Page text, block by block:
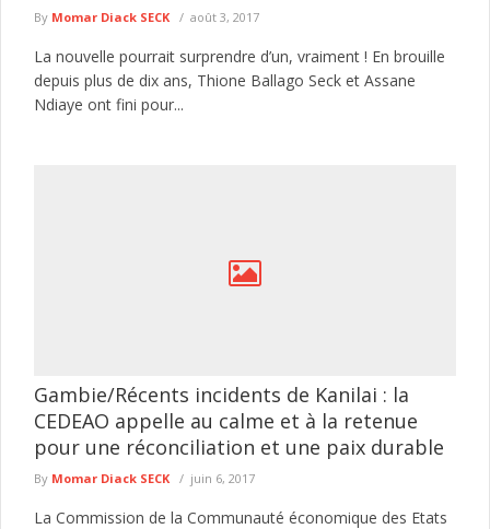
By Momar Diack SECK août 3, 2017
La nouvelle pourrait surprendre d’un, vraiment ! En brouille
depuis plus de dix ans, Thione Ballago Seck et Assane
Ndiaye ont fini pour...
Gambie/Récents incidents de Kanilai : la
CEDEAO appelle au calme et à la retenue
pour une réconciliation et une paix durable
By Momar Diack SECK juin 6, 2017
La Commission de la Communauté économique des Etats